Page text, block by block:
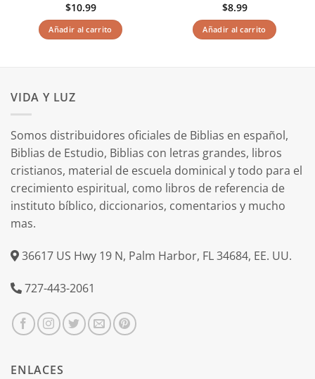
$10.99
Añadir al carrito
$8.99
Añadir al carrito
VIDA Y LUZ
Somos distribuidores oficiales de Biblias en español,
Biblias de Estudio, Biblias con letras grandes, libros
cristianos, material de escuela dominical y todo para el
crecimiento espiritual, como libros de referencia de
instituto bíblico, diccionarios, comentarios y mucho
mas.
36617 US Hwy 19 N, Palm Harbor, FL 34684, EE. UU.
727-443-2061
ENLACES